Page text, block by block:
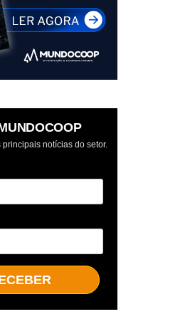
notícias do setor.